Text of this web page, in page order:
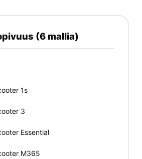
(6 mallia)
1s
3
Essential
M365